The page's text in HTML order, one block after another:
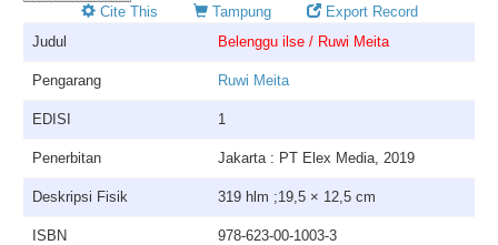
Cite This Tampung
Export Record
Judul
Belenggu ilse / Ruwi Meita
Pengarang Ruwi Meita
EDISI 1
Penerbitan Jakarta : PT Elex Media, 2019
Deskripsi Fisik 319 hlm ;19,5 × 12,5 cm
ISBN 978-623-00-1003-3